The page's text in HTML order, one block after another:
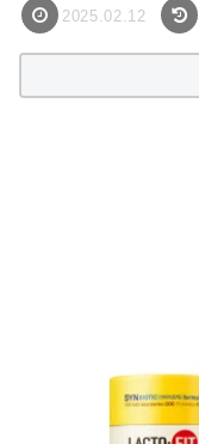
2025.02.12